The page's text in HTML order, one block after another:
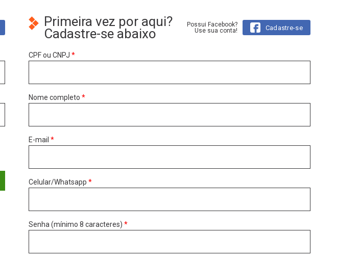
Primeira vez por aqui?
Cadastre-se abaixo
Possui Facebook?
Use sua conta!
Cadastre-se
CPF ou CNPJ *
Nome completo *
E-mail *
Celular/Whatsapp *
Senha (mínimo 8 caracteres) *